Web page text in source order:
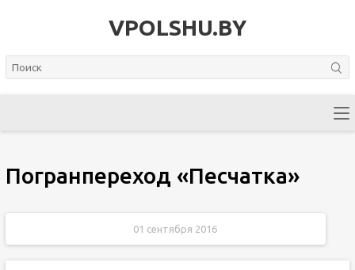
VPOLSHU.BY
Погранпереход «Песчатка»
01 сентября 2016